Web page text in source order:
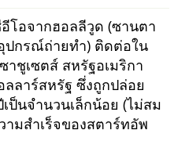
โอจากฮอลลีวูด (ซานตา
ปกรณ์ถ่ายทำ) ติดต่อใน
ชูเซตส์ สหรัฐอเมริกา
ลาร์สหรัฐ ซึ่งถูกปล่อย
ป็นจำนวนเล็กน้อย (ไม่สม
ามสำเร็จของสตาร์ทอัพ